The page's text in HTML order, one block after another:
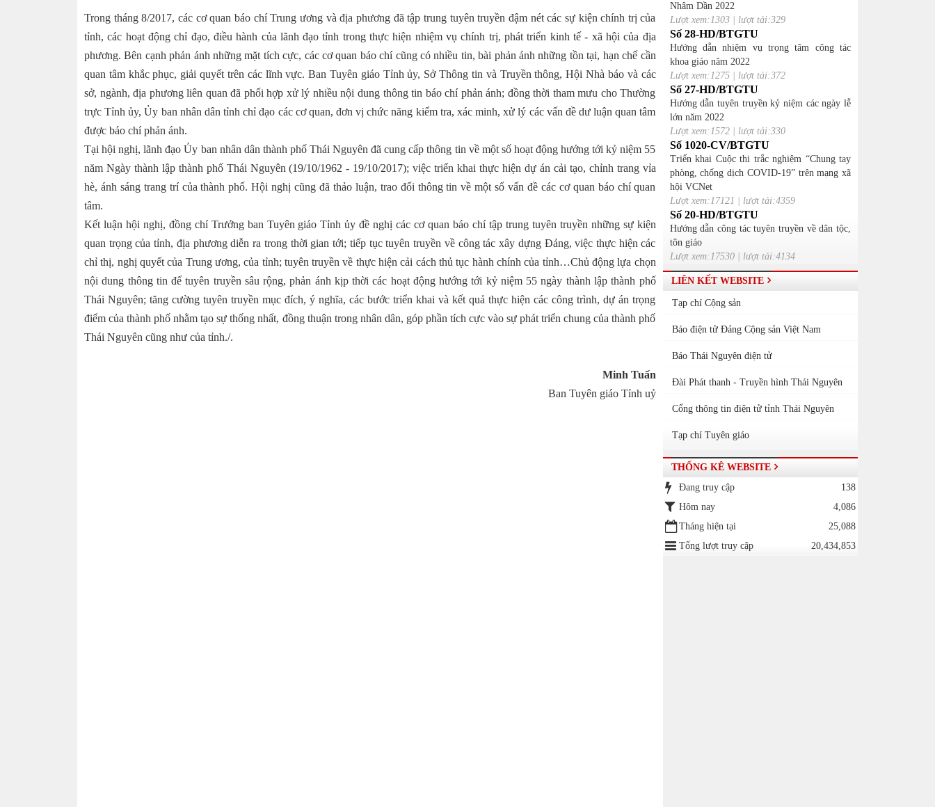
Trong tháng 8/2017, các cơ quan báo chí Trung ương và địa phương đã tập trung tuyên truyền đậm nét các sự kiện chính trị của
tỉnh, các hoạt động chỉ đạo, điều hành của lãnh đạo tỉnh trong thực hiện nhiệm vụ chính trị, phát triển kinh tế - xã hội của địa
phương. Bên cạnh phản ánh những mặt tích cực, các cơ quan báo chí cũng có nhiều tin, bài phản ánh những tồn tại, hạn chế cần
quan tâm khắc phục, giải quyết trên các lĩnh vực. Ban Tuyên giáo Tỉnh ủy, Sở Thông tin và Truyền thông, Hội Nhà báo và các
sở, ngành, địa phương liên quan đã phối hợp xử lý nhiều nội dung thông tin báo chí phản ánh; đồng thời tham mưu cho Thường
trực Tỉnh ủy, Ủy ban nhân dân tỉnh chỉ đạo các cơ quan, đơn vị chức năng kiểm tra, xác minh, xử lý các vấn đề dư luận quan tâm
được báo chí phản ánh.
Tại hội nghị, lãnh đạo Ủy ban nhân dân thành phố Thái Nguyên đã cung cấp thông tin về một số hoạt động hướng tới kỷ niệm 55
năm Ngày thành lập thành phố Thái Nguyên (19/10/1962 - 19/10/2017); việc triển khai thực hiện dự án cải tạo, chỉnh trang vỉa
hè, ánh sáng trang trí của thành phố. Hội nghị cũng đã thảo luận, trao đổi thông tin về một số vấn đề các cơ quan báo chí quan
tâm.
Kết luận hội nghị, đồng chí Trưởng ban Tuyên giáo Tỉnh ủy đề nghị các cơ quan báo chí tập trung tuyên truyền những sự kiện
quan trọng của tỉnh, địa phương diễn ra trong thời gian tới; tiếp tục tuyên truyền về công tác xây dựng Đảng, việc thực hiện các
chỉ thị, nghị quyết của Trung ương, của tỉnh; tuyên truyền về thực hiện cải cách thủ tục hành chính của tỉnh…Chủ động lựa chọn
nội dung thông tin để tuyên truyền sâu rộng, phản ánh kịp thời các hoạt động hướng tới kỷ niệm 55 ngày thành lập thành phố
Thái Nguyên; tăng cường tuyên truyền mục đích, ý nghĩa, các bước triển khai và kết quả thực hiện các công trình, dự án trọng
điểm của thành phố nhằm tạo sự thống nhất, đồng thuận trong nhân dân, góp phần tích cực vào sự phát triển chung của thành phố
Thái Nguyên cũng như của tỉnh./.
Minh Tuấn
Ban Tuyên giáo Tỉnh uỷ
Nhâm Dần 2022
Lượt xem:1303 | lượt tải:329
Số 28-HD/BTGTU
Hướng dẫn nhiệm vụ trọng tâm công tác
khoa giáo năm 2022
Lượt xem:1275 | lượt tải:372
Số 27-HD/BTGTU
Hướng dẫn tuyên truyền kỷ niệm các ngày lễ
lớn năm 2022
Lượt xem:1572 | lượt tải:330
Số 1020-CV/BTGTU
Triển khai Cuộc thi trắc nghiệm “Chung tay
phòng, chống dịch COVID-19” trên mạng xã
hội VCNet
Lượt xem:17121 | lượt tải:4359
Số 20-HD/BTGTU
Hướng dẫn công tác tuyên truyền về dân tộc,
tôn giáo
Lượt xem:17530 | lượt tải:4134
LIÊN KẾT WEBSITE
Tạp chí Cộng sản
Báo điện tử Đảng Cộng sản Việt Nam
Báo Thái Nguyên điện tử
Đài Phát thanh - Truyền hình Thái Nguyên
Cổng thông tin điện tử tỉnh Thái Nguyên
Tạp chí Tuyên giáo
THỐNG KÊ WEBSITE
Đang truy cập
138
Hôm nay
4,086
Tháng hiện tại
25,088
Tổng lượt truy cập
20,434,853